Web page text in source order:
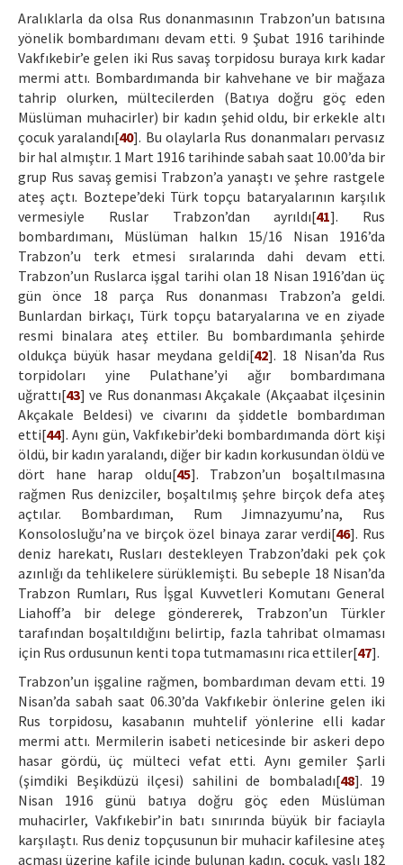
Aralıklarla da olsa Rus donanmasının Trabzon’un batısına
yönelik bombardımanı devam etti. 9 Şubat 1916 tarihinde
Vakfıkebir’e gelen iki Rus savaş torpidosu buraya kırk kadar
mermi attı. Bombardımanda bir kahvehane ve bir mağaza
tahrip olurken, mültecilerden (Batıya doğru göç eden
Müslüman muhacirler) bir kadın şehid oldu, bir erkekle altı
çocuk yaralandı[40]. Bu olaylarla Rus donanmaları pervasız
bir hal almıştır. 1 Mart 1916 tarihinde sabah saat 10.00’da bir
grup Rus savaş gemisi Trabzon’a yanaştı ve şehre rastgele
ateş açtı. Boztepe’deki Türk topçu bataryalarının karşılık
vermesiyle Ruslar Trabzon’dan ayrıldı[41]. Rus
bombardımanı, Müslüman halkın 15/16 Nisan 1916’da
Trabzon’u terk etmesi sıralarında dahi devam etti.
Trabzon’un Ruslarca işgal tarihi olan 18 Nisan 1916’dan üç
gün önce 18 parça Rus donanması Trabzon’a geldi.
Bunlardan birkaçı, Türk topçu bataryalarına ve en ziyade
resmi binalara ateş ettiler. Bu bombardımanla şehirde
oldukça büyük hasar meydana geldi[42]. 18 Nisan’da Rus
torpidoları yine Pulathane’yi ağır bombardımana
uğrattı[43] ve Rus donanması Akçakale (Akçaabat ilçesinin
Akçakale Beldesi) ve civarını da şiddetle bombardıman
etti[44]. Aynı gün, Vakfıkebir’deki bombardımanda dört kişi
öldü, bir kadın yaralandı, diğer bir kadın korkusundan öldü ve
dört hane harap oldu[45]. Trabzon’un boşaltılmasına
rağmen Rus denizciler, boşaltılmış şehre birçok defa ateş
açtılar. Bombardıman, Rum Jimnazyumu’na, Rus
Konsolosluğu’na ve birçok özel binaya zarar verdi[46]. Rus
deniz harekatı, Rusları destekleyen Trabzon’daki pek çok
azınlığı da tehlikelere sürüklemişti. Bu sebeple 18 Nisan’da
Trabzon Rumları, Rus İşgal Kuvvetleri Komutanı General
Liahoff’a bir delege göndererek, Trabzon’un Türkler
tarafından boşaltıldığını belirtip, fazla tahribat olmaması
için Rus ordusunun kenti topa tutmamasını rica ettiler[47].
Trabzon’un işgaline rağmen, bombardıman devam etti. 19
Nisan’da sabah saat 06.30’da Vakfıkebir önlerine gelen iki
Rus torpidosu, kasabanın muhtelif yönlerine elli kadar
mermi attı. Mermilerin isabeti neticesinde bir askeri depo
hasar gördü, üç mülteci vefat etti. Aynı gemiler Şarli
(şimdiki Beşikdüzü ilçesi) sahilini de bombaladı[48]. 19
Nisan 1916 günü batıya doğru göç eden Müslüman
muhacirler, Vakfıkebir’in batı sınırında büyük bir faciayla
karşılaştı. Rus deniz topçusunun bir muhacir kafilesine ateş
açması üzerine kafile içinde bulunan kadın, çocuk, yaşlı 182